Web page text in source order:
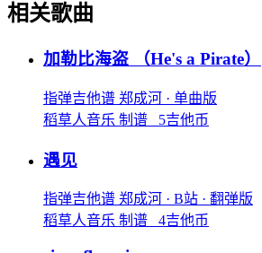
相关歌曲
加勒比海盗 （He's a Pirate）
指弹吉他谱 郑成河 · 单曲版
稻草人音乐 制谱 5吉他币
遇见
指弹吉他谱 郑成河 · B站 · 翻弹版
稻草人音乐 制谱 4吉他币